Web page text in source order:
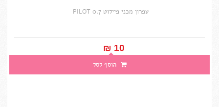
עפרון מכני פיילוט PILOT 0.7
10 ₪‎
הוסף לסל